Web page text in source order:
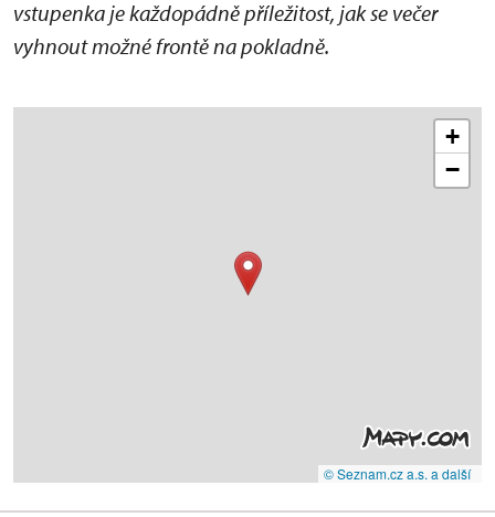
vstupenka je každopádně příležitost, jak se večer
vyhnout možné frontě na pokladně.
+
−
© Seznam.cz a.s. a další